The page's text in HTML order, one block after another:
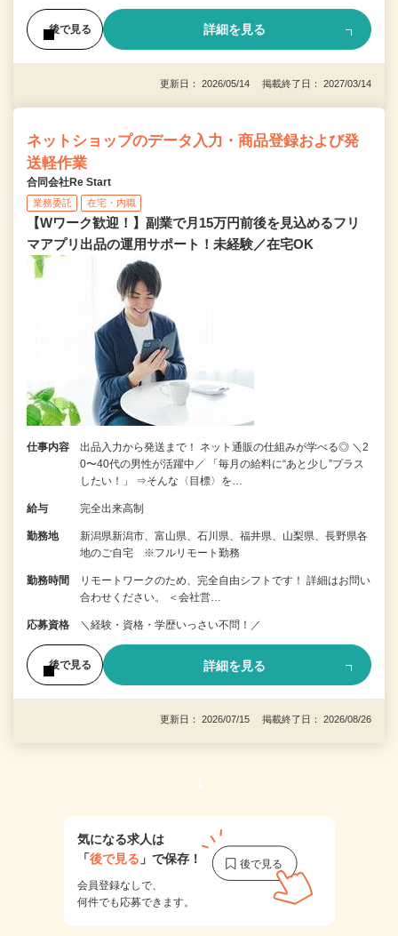
後で見る 詳細を見る
更新日： 2026/05/14 掲載終了日： 2027/03/14
ネットショップのデータ入力・商品登録および発
送軽作業
合同会社Re Start
業務委託 在宅・内職
【Wワーク歓迎！】副業で月15万円前後を見込めるフリ
マアプリ出品の運用サポート！未経験／在宅OK
仕事内容
出品入力から発送まで！ ネット通販の仕組みが学べる◎ ＼2
0〜40代の男性が活躍中／ 「毎月の給料に“あと少し”プラス
したい！」 ⇒そんな〈目標〉を…
給与 完全出来高制
勤務地
新潟県新潟市、富山県、石川県、福井県、山梨県、長野県各
地のご自宅 ※フルリモート勤務
勤務時間
リモートワークのため、完全自由シフトです！ 詳細はお問い
合わせください。 ＜会社営…
応募資格 ＼経験・資格・学歴いっさい不問！／
後で見る 詳細を見る
更新日： 2026/07/15 掲載終了日： 2026/08/26
1
気になる求人は
「後で見る 」で保存！
会員登録なしで、
何件でも応募できます。